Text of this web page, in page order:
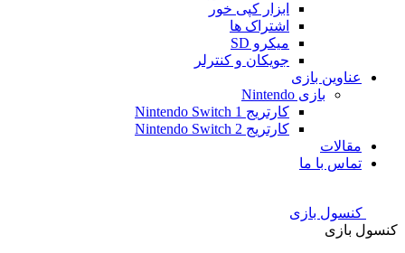
ابزار کپی خور
اشتراک ها
میکرو SD
جویکان و کنترلر
عناوین بازی
بازی Nintendo
کارتریج Nintendo Switch 1
کارتریج Nintendo Switch 2
مقالات
تماس با ما
کنسول بازی
کنسول بازی